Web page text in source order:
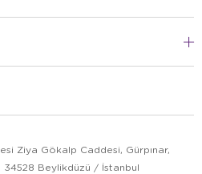
Ziya Gökalp Caddesi, Gürpınar,
34528 Beylikdüzü / İstanbul